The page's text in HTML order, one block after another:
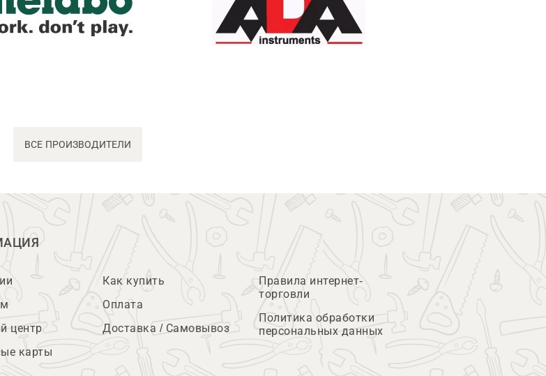
ВСЕ ПРОИЗВОДИТЕЛИ
центр
карты
Как купить
Оплата
Доставка / Самовывоз
Правила интернет-
торговли
Политика обработки
персональных данных